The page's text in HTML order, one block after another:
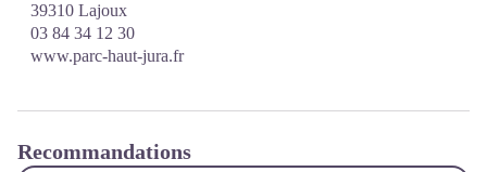
39310 Lajoux
03 84 34 12 30
www.parc-haut-jura.fr
Recommandations